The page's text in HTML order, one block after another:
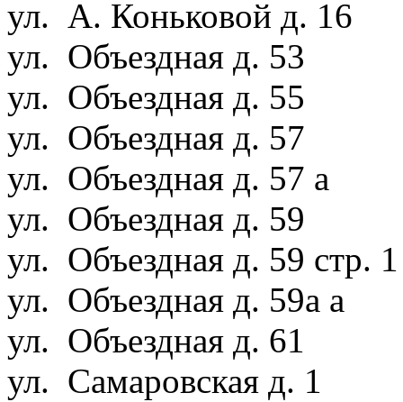
ул. А. Коньковой д. 16
ул. Объездная д. 53
ул. Объездная д. 55
ул. Объездная д. 57
ул. Объездная д. 57 а
ул. Объездная д. 59
ул. Объездная д. 59 стр.
ул. Объездная д. 59а а
ул. Объездная д. 61
ул. Самаровская д. 1